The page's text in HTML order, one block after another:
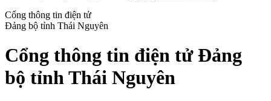
Cổng thông tin điện tử
Đảng bộ tỉnh Thái Nguyên
Cổng thông tin điện tử Đảng
bộ tỉnh Thái Nguyên